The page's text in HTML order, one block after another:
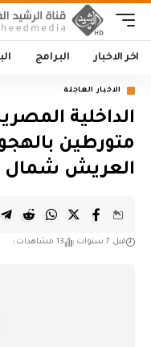
اخر الاخبار البرامج
الاخبار العاجلة
متورطين
العريش شمال
قبل 7 سنوات 13 مشاهدات